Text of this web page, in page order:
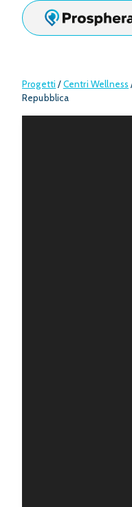
Salta
contenuto
Progetti /Centri Wellness
Repubblica